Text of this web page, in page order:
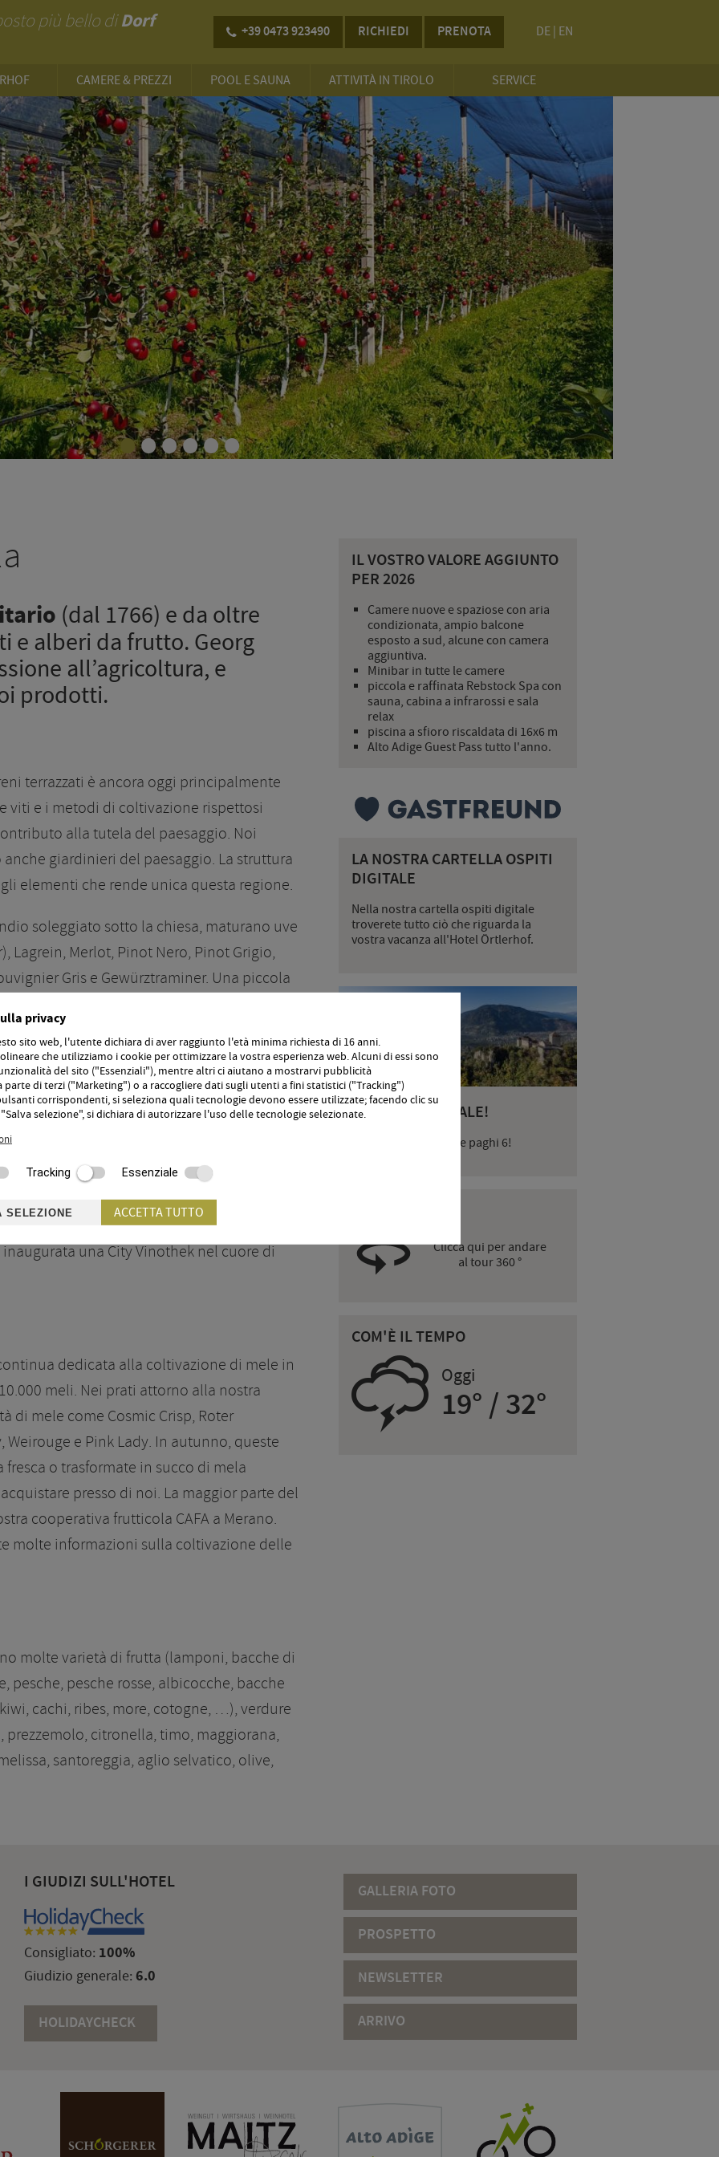
più bello diDorf
+39 0473 923490 RICHIEDI PRENOTA DE EN
CAMERE & PREZZI POOL E SAUNA ATTIVITÀ IN TIROLO SERVICE
••••••
(dal 1766) e da oltre
e alberi da frutto. Georg
all’agricoltura, e
prodotti.
terrazzati è ancora oggi principalmente
viti e i metodi di coltivazione rispettosi
alla tutela del paesaggio. Noi
giardinieri del paesaggio. La struttura
elementi che rende unica questa regione.
soleggiato sotto la chiesa, maturano uve
Lagrein, Merlot, Pinot Nero, Pinot Grigio,
Gris e Gewürztraminer. Una piccola
direttamente da noi per produrre tre tipi di
Vernatsch
viene conferita alla Cantina Merano, dove
vengono vinificate in eccellenti vini.
carta dei vini dell’Örtlerhof. La cantina è
2013, e una visita guidata con
è un’esperienza imperdibile. Si
settimana dal mercoledì al venerdì alle
una City Vinothek nel cuore di
dedicata alla coltivazione di mele in
meli. Nei prati attorno alla nostra
di mele come Cosmic Crisp, Roter
Weirouge e Pink Lady. In autunno, queste
o trasformate in succo di mela
presso di noi. La maggior parte del
cooperativa frutticola CAFA a Merano.
molte informazioni sulla coltivazione delle
molte varietà di frutta (lamponi, bacche di
pesche, pesche rosse, albicocche, bacche
cachi, ribes, more, cotogne, …), verdure
citronella, timo, maggiorana,
santoreggia, aglio selvatico, olive,
IL VOSTRO VALORE AGGIUNTO
PER 2026
Camere nuove e spaziose con aria
condizionata, ampio balcone
esposto a sud, alcune con camera
aggiuntiva.
Minibar in tutte le camere
piccola e raffinata Rebstock Spa con
sauna, cabina a infrarossi e sala
relax
piscina a sfioro riscaldata di 16x6 m
Alto Adige Guest Pass tutto l'anno.
LA NOSTRA CARTELLA OSPITI
DIGITALE
Nella nostra cartella ospiti digitale
troverete tutto ciò che riguarda la
vostra vacanza all'Hotel Örtlerhof.
RELAX AUTUNNALE!
Rimani 7 giorni = e ne paghi 6!
Clicca qui per andare
al tour 360 °
COM'È IL TEMPO
0 Oggi
19° / 32°
I GIUDIZI SULL'HOTEL
Consigliato: 100%
Giudizio generale: 6.0
HOLIDAYCHECK
GALLERIA FOTO
PROSPETTO
NEWSLETTER
ARRIVO
privacy
sito web, l'utente dichiara di aver raggiunto l'età minima richiesta di 16 anni.
che utilizziamo i cookie per ottimizzare la vostra esperienza web. Alcuni di essi sono
del sito ("Essenziali"), mentre altri ci aiutano a mostrarvi pubblicità
parte di terzi ("Marketing") o a raccogliere dati sugli utenti a fini statistici ("Tracking")
corrispondenti, si seleziona quali tecnologie devono essere utilizzate; facendo clic su
selezione", si dichiara di autorizzare l'uso delle tecnologie selezionate.
Tracking Essenziale
SELEZIONE ACCETTA TUTTO